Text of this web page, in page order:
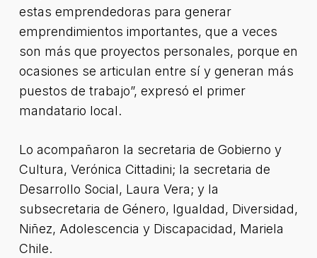
estas emprendedoras para generar
emprendimientos importantes, que a veces
son más que proyectos personales, porque en
ocasiones se articulan entre sí y generan más
puestos de trabajo”, expresó el primer
mandatario local.
Lo acompañaron la secretaria de Gobierno y
Cultura, Verónica Cittadini; la secretaria de
Desarrollo Social, Laura Vera; y la
subsecretaria de Género, Igualdad, Diversidad,
Niñez, Adolescencia y Discapacidad, Mariela
Chile.